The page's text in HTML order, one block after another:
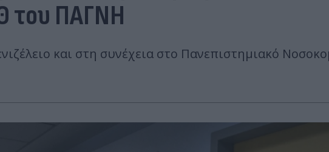
του ΠΑΓΝΗ
και στη συνέχεια στο Πανεπιστημιακό